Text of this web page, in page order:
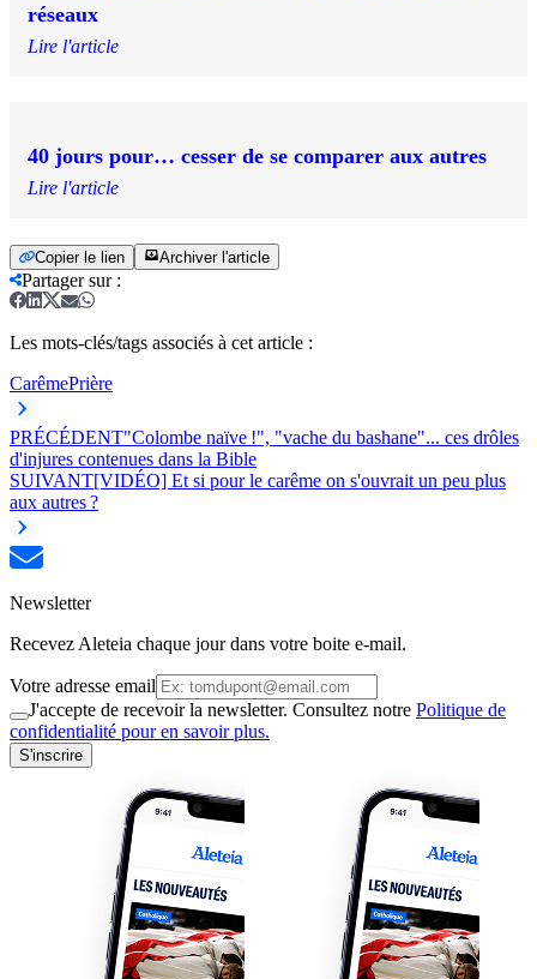
réseaux
Lire l'article
40 jours pour… cesser de se comparer aux autres
Lire l'article
Copier le lien Archiver l'article
Partager sur:
Les mots-clés/tags associés à cet article :
CarêmePrière
PRÉCÉDENT"Colombe naïve !", "vache du bashane"... ces drôles
d'injures contenues dans la Bible
SUIVANT[VIDÉO] Et si pour le carême on s'ouvrait un peu plus
aux autres ?
Newsletter
Recevez Aleteia chaque jour dans votre boite e-mail.
Votre adresse email
J'accepte de recevoir la newsletter. Consultez notre Politique de
confidentialité pour en savoir plus.
S'inscrire